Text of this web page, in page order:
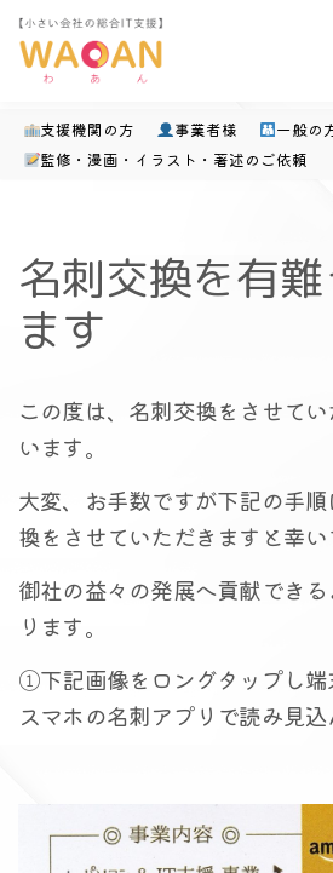
コ
テ
ン
ツ
へ
プ
支援機関の方 事業者様
一般の
監修・漫画・イラスト・著述のご依頼
名刺交換を有
ます
この度は、名刺交換をさせて
います。
大変、お手数ですが下記の手
換をさせていただきますと幸い
御社の益々の発展へ貢献でき
ります。
①下記画像をロングタップし端
スマホの名刺アプリで読み見込